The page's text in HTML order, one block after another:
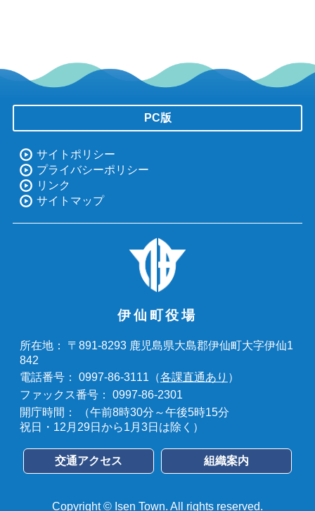
PC版
サイトポリシー
プライバシーポリシー
リンク
サイトマップ
伊仙町役場
所在地：
〒891-8293 鹿児島県大島郡伊仙町大字伊仙1
842
電話番号：
0997-86-3111（各課直通あり ）
ファックス番号：
0997-86-2301
開庁時間：
（午前8時30分～午後5時15分
祝日・12月29日から1月3日は除く）
交通アクセス 組織案内
Copyright © Isen Town. All rights reserved.